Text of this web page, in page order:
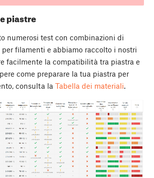
piastre
numerosi test con combinazioni di
filamenti e abbiamo raccolto i nostri
facilmente la compatibilità tra piastra e
come preparare la tua piastra per
consulta la Tabella dei materiali.